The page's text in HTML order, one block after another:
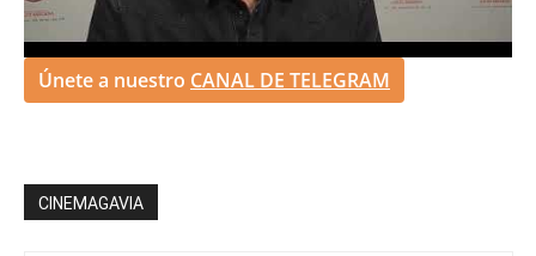
Únete a nuestro CANAL DE TELEGRAM
CINEMAGAVIA